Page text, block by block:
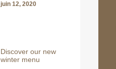
juin 12, 2020
Discover our new
winter menu